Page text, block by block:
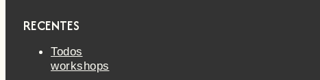
RECENTES
Todos
workshops